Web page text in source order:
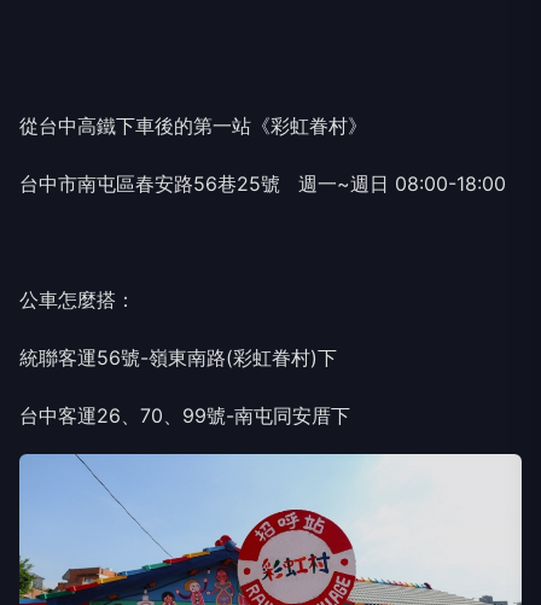
從台中高鐵下車後的第一站《彩虹眷村》
台中市南屯區春安路56巷25號 週一~週日 08:00-18:00
公車怎麼搭：
統聯客運56號-嶺東南路(彩虹眷村)下
台中客運26、70、99號-南屯同安厝下